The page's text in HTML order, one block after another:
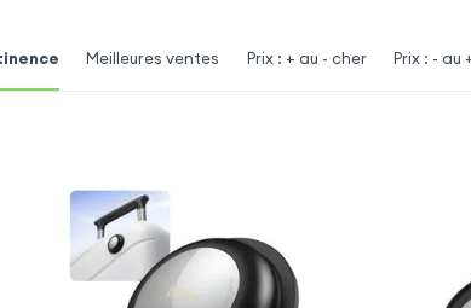
Meilleures ventes Prix : + au - cher Prix : - au